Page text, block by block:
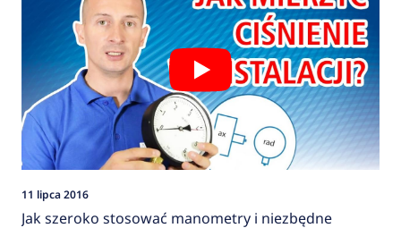
11 lipca 2016
Jak szeroko stosować manometry i niezbędne